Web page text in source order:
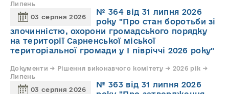
Липень
03 серпня 2026
№ 364 від 31 липня 2026
року "Про стан боротьби зі
злочинністю, охорони громадського порядку
на території Сарненської міської
територіальної громади у І півріччі 2026 року"
Документи → Рішення виконавчого комітету → 2026 рік →
Липень
03 серпня 2026
№ 363 від 31 липня 2026